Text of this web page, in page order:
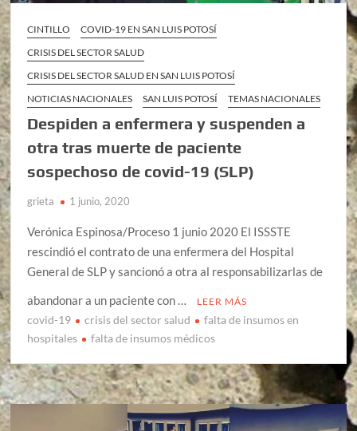
CINTILLO
COVID-19 EN SAN LUIS POTOSÍ
CRISIS DEL SECTOR SALUD
CRISIS DEL SECTOR SALUD EN SAN LUIS POTOSÍ
NOTICIAS NACIONALES
SAN LUIS POTOSÍ TEMAS NACIONALES
Despiden a enfermera y suspenden a
otra tras muerte de paciente
sospechoso de covid-19 (SLP)
grieta 1 junio, 2020
Verónica Espinosa/Proceso 1 junio 2020 El ISSSTE
rescindió el contrato de una enfermera del Hospital
General de SLP y sancionó a otra al responsabilizarlas de
abandonar a un paciente con …
LEER MÁS
covid-19 crisis del sector salud
falta de insumos en
hospitales
falta de insumos médicos